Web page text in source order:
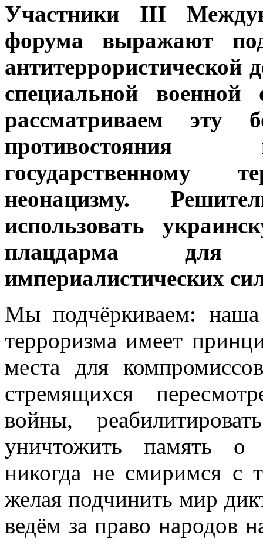
Участники III
форума выражают
антитеррористической
специальной
рассматриваем эту
противостояния
государственному
неонацизму.
использовать
плацдарма для
империалистических
Мы подчёркиваем:
терроризма имеет
места для
стремящихся
войны,
уничтожить память
никогда не смиримся с
желая подчинить мир
ведём за право народов